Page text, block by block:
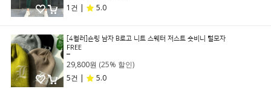
1건 |
5.0
[4컬러]숀링 남자 B로고 니트 스웨터 저스트 숏비니 털모자
FREE
29,800원 (25% 할인)
5건 |
5.0